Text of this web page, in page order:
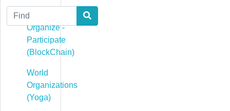
Governance -
Organize -
Participate
(BlockChain)
World
Organizations
(Yoga)
Find